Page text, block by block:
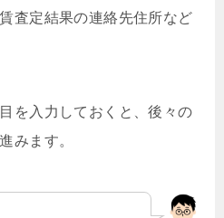
査定結果の連絡先住所など
を入力しておくと、後々の
みます。